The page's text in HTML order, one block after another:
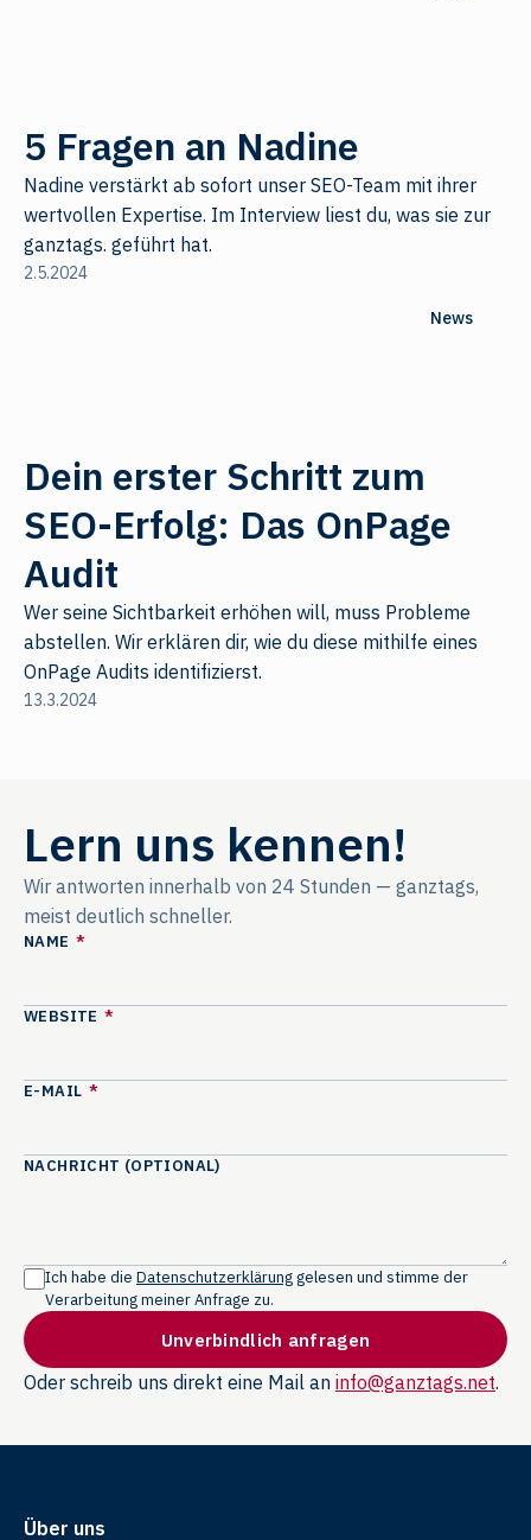
5 Fragen an Nadine
Nadine verstärkt ab sofort unser SEO-Team mit ihrer
wertvollen Expertise. Im Interview liest du, was sie zur
ganztags. geführt hat.
2.5.2024
News
Dein erster Schritt zum
SEO-Erfolg: Das OnPage
Audit
Wer seine Sichtbarkeit erhöhen will, muss Probleme
abstellen. Wir erklären dir, wie du diese mithilfe eines
OnPage Audits identifizierst.
13.3.2024
Lern uns kennen!
Wir antworten innerhalb von 24 Stunden — ganztags,
meist deutlich schneller.
NAME *
WEBSITE *
E-MAIL *
NACHRICHT (OPTIONAL)
Ich habe die Datenschutzerklärunggelesen und stimme der
Verarbeitung meiner Anfrage zu.
Unverbindlich anfragen
Oder schreib uns direkt eine Mail an info@ganztags.net.
Über uns